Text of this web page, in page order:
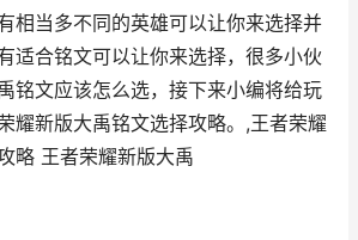
相当多不同的英雄可以让你来选择并
适合铭文可以让你来选择，很多小伙
铭文应该怎么选，接下来小编将给玩
耀新版大禹铭文选择攻略。,王者荣耀
略 王者荣耀新版大禹